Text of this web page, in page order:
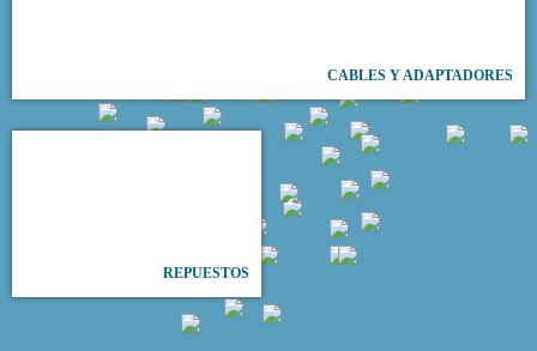
CABLES Y ADAPTADORES
REPUESTOS